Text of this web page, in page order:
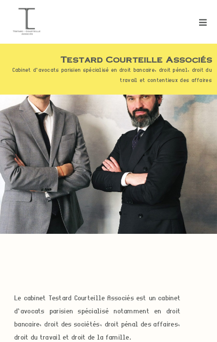
Testard Courteille Associés
Cabinet d’avocats parisien spécialisé en droit bancaire, droit pénal, droit du
travail et contentieux des affaires
Le cabinet Testard Courteille Associés est un cabinet
d’avocats parisien spécialisé notamment en droit
bancaire, droit des sociétés, droit pénal des affaires,
droit du travail et droit de la famille.